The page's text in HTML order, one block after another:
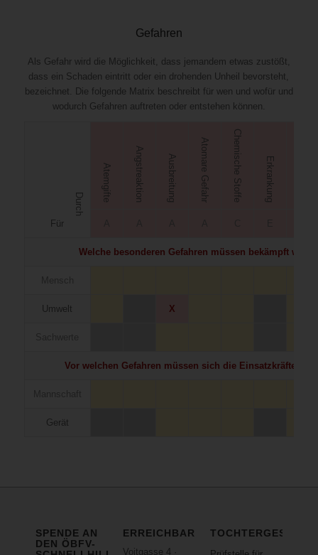
Gefahren
Als Gefahr wird die Möglichkeit, dass jemandem etwas zustößt,
dass ein Schaden eintritt oder ein drohenden Unheil bevorsteht,
bezeichnet. Die folgende Matrix beschreibt für wen und wofür und
wodurch Gefahren auftreten oder entstehen können.
Durch
Für
Atemgifte Angstreaktion Ausbreitung Atomare Gefahr Chemische Stoffe Erkrankung
Welche besonderen Gefahren müssen bekämpft
Umwelt X
Vor welchen Gefahren müssen sich die Einsatzkräfte
Gerät
SPENDE AN
DEN ÖBFV-
ERREICHBARKEIT
Voitgasse 4 ·